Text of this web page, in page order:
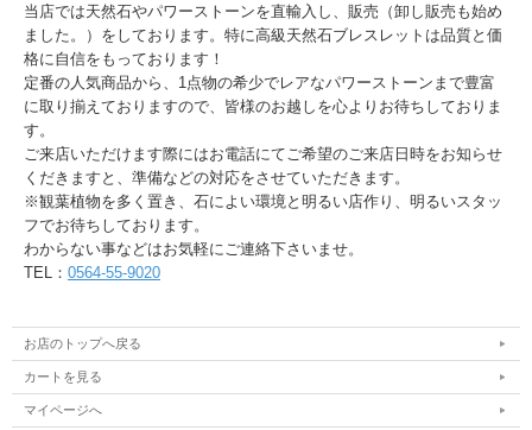
当店では天然石やパワーストーンを直輸入し、販売（卸し販売も始め
ました。）をしております。特に高級天然石ブレスレットは品質と価
格に自信をもっております！
定番の人気商品から、1点物の希少でレアなパワーストーンまで豊富
に取り揃えておりますので、皆様のお越しを心よりお待ちしておりま
す。
ご来店いただけます際にはお電話にてご希望のご来店日時をお知らせ
くだきますと、準備などの対応をさせていただきます。
※観葉植物を多く置き、石によい環境と明るい店作り、明るいスタッ
フでお待ちしております。
わからない事などはお気軽にご連絡下さいませ。
TEL： 0564-55-9020
お店のトップへ戻る
カートを見る
マイページへ